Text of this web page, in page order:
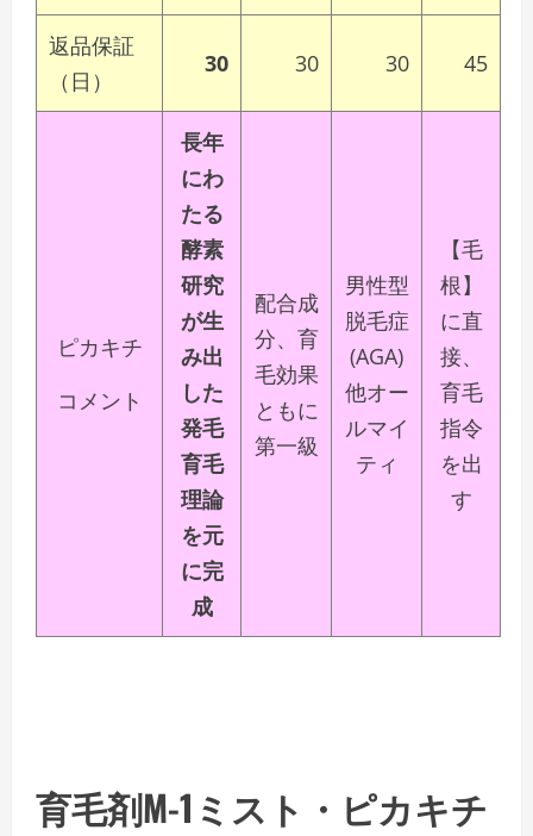
返品保証
（日）
30 30 30 45
ピカキチ
コメント
長年
にわ
たる
酵素
研究
が生
み出
した
発毛
育毛
理論
を元
に完
成
配合成
分、育
毛効果
ともに
第一級
男性型
脱毛症
(AGA)
他オー
ルマイ
ティ
【毛
根】
に直
接、
育毛
指令
を出
す
育毛剤M-1ミスト・ピカキチ